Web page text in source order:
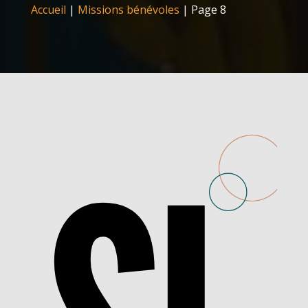
Accueil | Missions bénévoles | Page 8